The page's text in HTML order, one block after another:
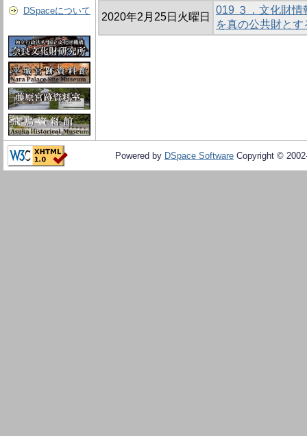
DSpaceについて
2020年2月25日火曜日
019 ３．文化財情
を真の公共財とす
Powered by DSpace Software Copyright ©